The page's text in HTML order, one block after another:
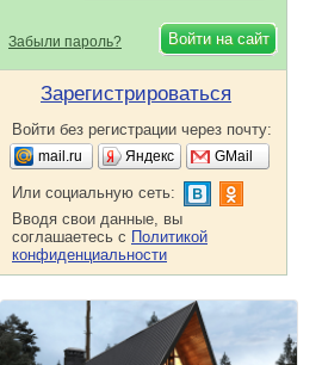
Забыли пароль?
Зарегистрироваться
Войти без регистрации через почту:
mail.ru Яндекс GMail
Или социальную сеть:
Вводя свои данные, вы
соглашаетесь с Политикой
конфиденциальности